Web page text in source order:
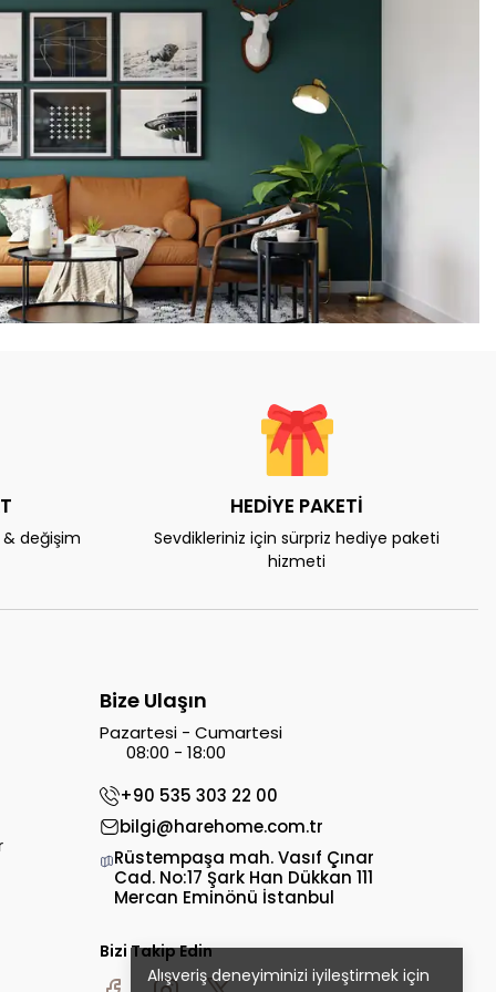
Alışveriş deneyiminizi iyileştirmek için
& değişim
HEDİYE PAKETİ
Sevdikleriniz için sürpriz hediye paketi
hizmeti
Bize Ulaşın
Pazartesi - Cumartesi
08:00 - 18:00
+90 535 303 22 00
bilgi@harehome.com.tr
Rüstempaşa mah. Vasıf Çınar
Cad. No:17 Şark Han Dükkan 111
Mercan Eminönü İstanbul
Bizi Takip Edin